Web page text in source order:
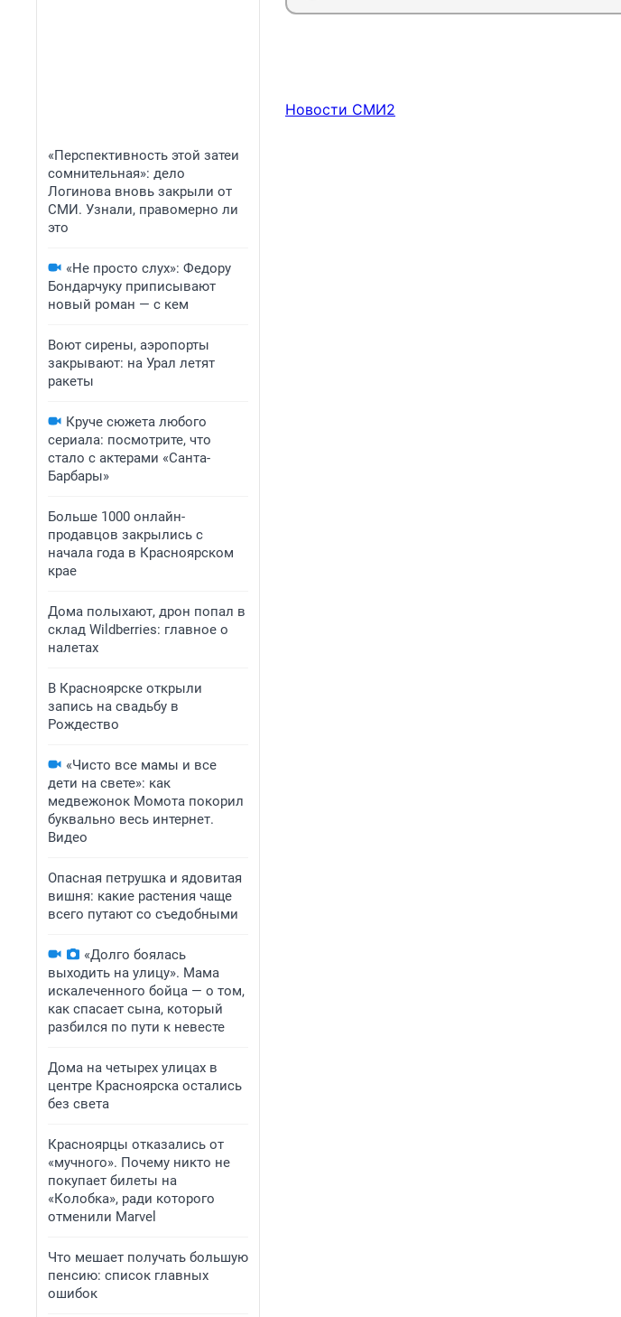
«Перспективность этой затеи
сомнительная»: дело
Логинова вновь закрыли от
СМИ. Узнали, правомерно ли
это
«Не просто слух»: Федору
Бондарчуку приписывают
новый роман — с кем
Воют сирены, аэропорты
закрывают: на Урал летят
ракеты
Круче сюжета любого
сериала: посмотрите, что
стало с актерами «Санта-
Барбары»
Больше 1000 онлайн-
продавцов закрылись с
начала года в Красноярском
крае
Дома полыхают, дрон попал в
склад Wildberries: главное о
налетах
В Красноярске открыли
запись на свадьбу в
Рождество
«Чисто все мамы и все
дети на свете»: как
медвежонок Момота покорил
буквально весь интернет.
Видео
Опасная петрушка и ядовитая
вишня: какие растения чаще
всего путают со съедобными
«Долго боялась
выходить на улицу». Мама
искалеченного бойца — о том,
как спасает сына, который
разбился по пути к невесте
Дома на четырех улицах в
центре Красноярска остались
без света
Красноярцы отказались от
«мучного». Почему никто не
покупает билеты на
«Колобка», ради которого
отменили Marvel
Что мешает получать большую
пенсию: список главных
ошибок
Новости СМИ2